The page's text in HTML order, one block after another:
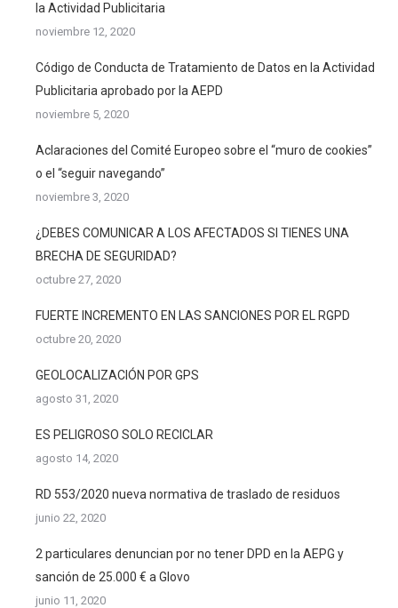
la Actividad Publicitaria
noviembre 12, 2020
Código de Conducta de Tratamiento de Datos en la Actividad
Publicitaria aprobado por la AEPD
noviembre 5, 2020
Aclaraciones del Comité Europeo sobre el “muro de cookies”
o el “seguir navegando”
noviembre 3, 2020
¿DEBES COMUNICAR A LOS AFECTADOS SI TIENES UNA
BRECHA DE SEGURIDAD?
octubre 27, 2020
FUERTE INCREMENTO EN LAS SANCIONES POR EL RGPD
octubre 20, 2020
GEOLOCALIZACIÓN POR GPS
agosto 31, 2020
ES PELIGROSO SOLO RECICLAR
agosto 14, 2020
RD 553/2020 nueva normativa de traslado de residuos
junio 22, 2020
2 particulares denuncian por no tener DPD en la AEPG y
sanción de 25.000 € a Glovo
junio 11, 2020